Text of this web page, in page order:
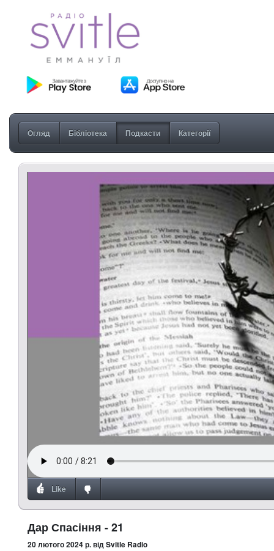
Огляд Бібліотека Подкасти Категорії
Like
Дар Спасіння - 21
20 лютого 2024 р.від Svitle Radio